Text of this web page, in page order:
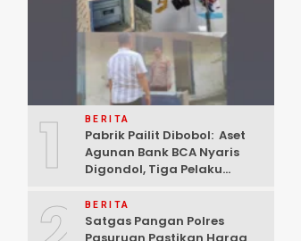
1 BERITA
Pabrik Pailit Dibobol: Aset
Agunan Bank BCA Nyaris
Digondol, Tiga Pelaku
Pasuruan
BERITA
Satgas Pangan Polres